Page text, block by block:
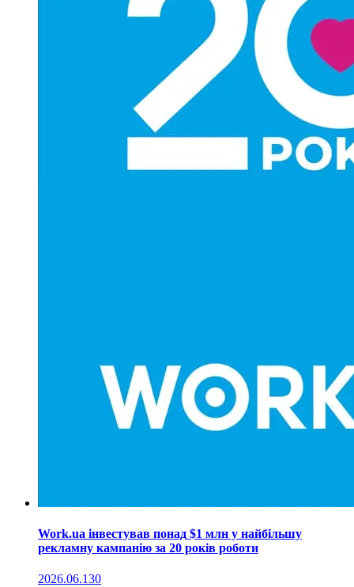
Work.ua інвестував понад $1 млн у найбільшу
рекламну кампанію за 20 років роботи
2026.06.130